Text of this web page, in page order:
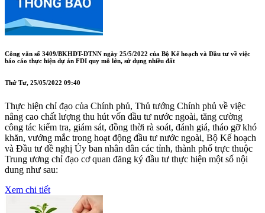
Công văn số 3409/BKHĐT-ĐTNN ngày 25/5/2022 của Bộ Kế hoạch và Đầu tư về việc
báo cáo thực hiện dự án FDI quy mô lớn, sử dụng nhiều đất
Thứ Tư, 25/05/2022 09:40
Thực hiện chỉ đạo của Chính phủ, Thủ tướng Chính phủ về việc
nâng cao chất lượng thu hút vốn đầu tư nước ngoài, tăng cường
công tác kiểm tra, giám sát, đồng thời rà soát, đánh giá, tháo gỡ khó
khăn, vướng mắc trong hoạt động đầu tư nước ngoài, Bộ Kế hoạch
và Đầu tư đề nghị Ủy ban nhân dân các tỉnh, thành phố trực thuộc
Trung ương chỉ đạo cơ quan đăng ký đầu tư thực hiện một số nội
dung như sau:
Xem chi tiết